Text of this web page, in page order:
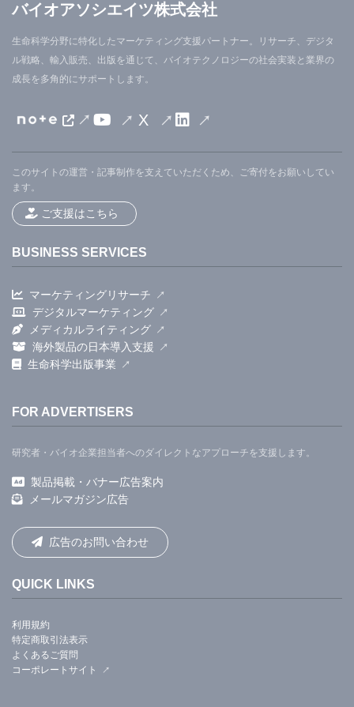
バイオアソシエイツ株式会社
生命科学分野に特化したマーケティング支援パートナー。リサーチ、デジタ
ル戦略、輸入販売、出版を通じて、バイオテクノロジーの社会実装と業界の
成長を多角的にサポートします。
X
このサイトの運営・記事制作を支えていただくため、ご寄付をお願いしてい
ます。
ご支援はこちら
BUSINESS SERVICES
マーケティングリサーチ
デジタルマーケティング
メディカルライティング
海外製品の日本導入支援
生命科学出版事業
FOR ADVERTISERS
研究者・バイオ企業担当者へのダイレクトなアプローチを支援します。
製品掲載・バナー広告案内
メールマガジン広告
広告のお問い合わせ
QUICK LINKS
利用規約
特定商取引法表示
よくあるご質問
コーポレートサイト